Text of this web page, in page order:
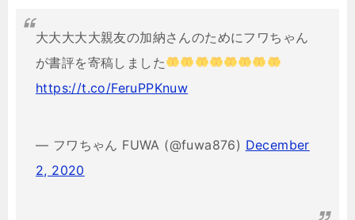
大大大大大親友の加納さんのためにフワちゃん
が書評を寄稿しました
https://t.co/FeruPPKnuw
— フワちゃん FUWA (@fuwa876) December
2, 2020